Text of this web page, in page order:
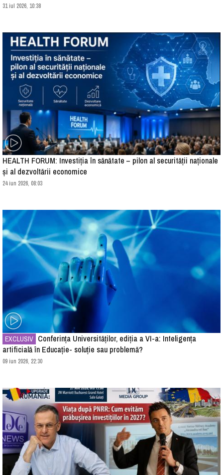
31 iul 2026, 10:38
HEALTH FORUM: Investiția în sănătate – pilon al securității naționale
și al dezvoltării economice
24 iun 2026, 08:03
EXCLUSIV
artificială în Educație- soluție sau problemă?
09 iun 2026, 22:30